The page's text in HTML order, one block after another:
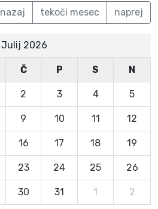
nazaj
tekoči mesec naprej
Julij 2026
Č P S N
2 3 4 5
9 10 11 12
16 17 18 19
23 24 25 26
30 31 1 2